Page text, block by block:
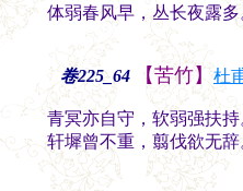
体弱春风早，丛长夜露
卷225_64 【苦竹】杜
青冥亦自守，软弱强扶
轩墀曾不重，翦伐欲无